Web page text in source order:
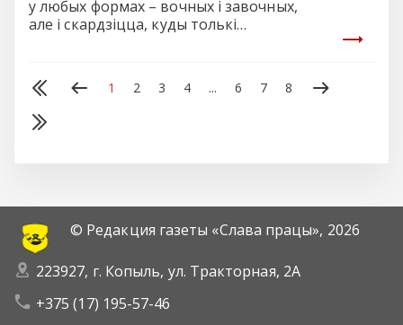
у любых формах – вочных і завочных,
але і скардзіцца, куды толькі
1 2 3 4 ... 6 7 8
© Редакция газеты «Слава працы», 2026
223927, г. Копыль, ул. Тракторная, 2А
+375 (17) 195-57-46